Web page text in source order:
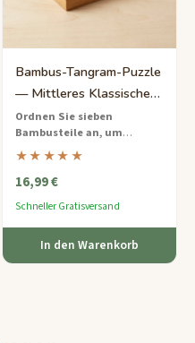
Bambus-Tangram-Puzzle
— Mittleres Klassisches
Geometrie-Set
Ordnen Sie sieben
Bambusteile an, um
Hunderte von Formen zu
bilden— ein zeitloses
geometrisches Puzzle aus
für 9 bis 12-Jährige.
★★★★★
16,99 €
Schneller Gratisversand
In den Warenkorb